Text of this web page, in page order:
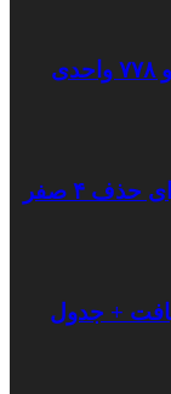
تداوم ریزش بورس؛ افت ۴۲ هزار و ۷۷۸ واحدی
دولت تقاضای جدیدی از مجلس برای حذف ۴ صفر
+ جدول